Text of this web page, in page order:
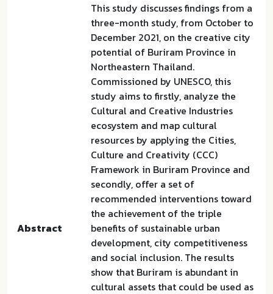
Abstract
This study discusses findings from a
three-month study, from October to
December 2021, on the creative city
potential of Buriram Province in
Northeastern Thailand.
Commissioned by UNESCO, this
study aims to firstly, analyze the
Cultural and Creative Industries
ecosystem and map cultural
resources by applying the Cities,
Culture and Creativity (CCC)
Framework in Buriram Province and
secondly, offer a set of
recommended interventions toward
the achievement of the triple
benefits of sustainable urban
development, city competitiveness
and social inclusion. The results
show that Buriram is abundant in
cultural assets that could be used as